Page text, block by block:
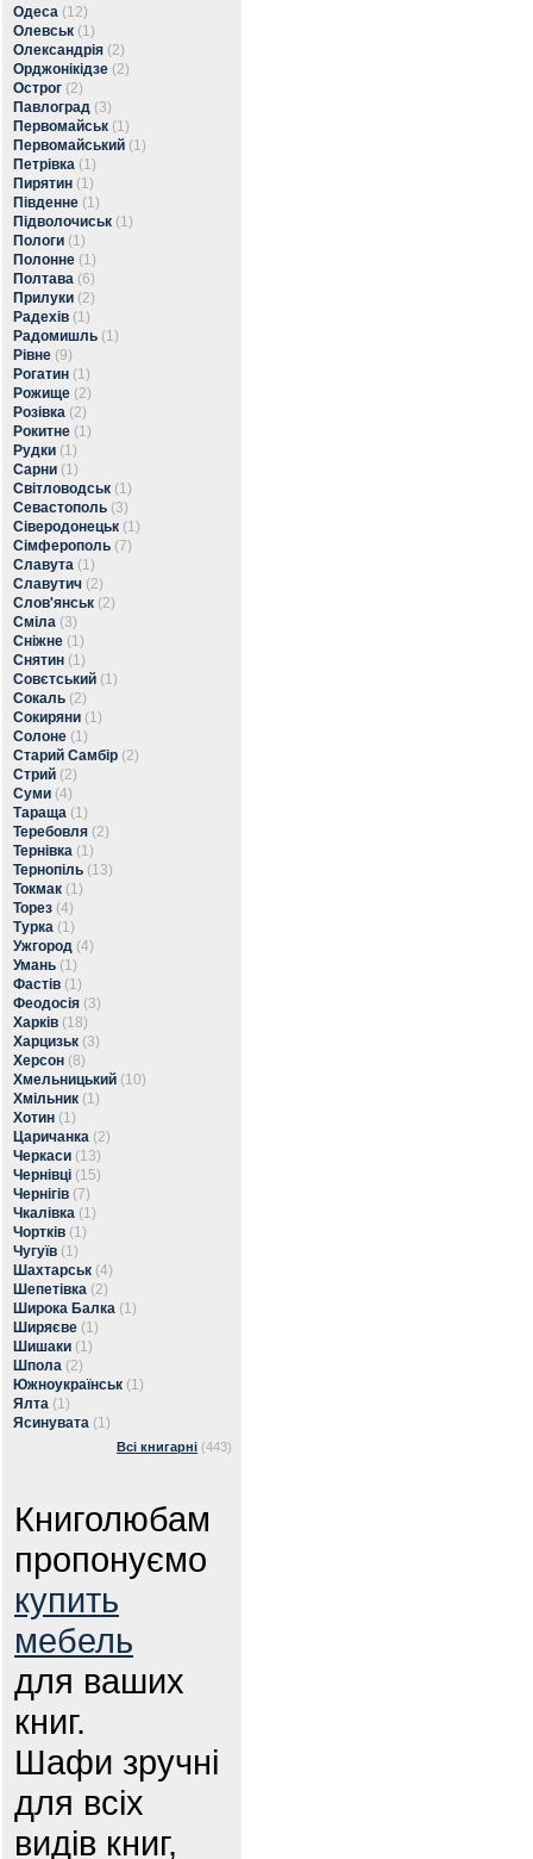
Одеса (12)
Олевськ (1)
Олександрія (2)
Орджонікідзе (2)
Острог (2)
Павлоград (3)
Первомайськ (1)
Первомайський (1)
Петрівка (1)
Пирятин (1)
Південне (1)
Підволочиськ (1)
Пологи (1)
Полонне (1)
Полтава (6)
Прилуки (2)
Радехів (1)
Радомишль (1)
Рівне (9)
Рогатин (1)
Рожище (2)
Розівка (2)
Рокитне (1)
Рудки (1)
Сарни (1)
Світловодськ (1)
Севастополь (3)
Сіверодонецьк (1)
Сімферополь (7)
Славута (1)
Славутич (2)
Слов'янськ (2)
Сміла (3)
Сніжне (1)
Снятин (1)
Совєтський (1)
Сокаль (2)
Сокиряни (1)
Солоне (1)
Старий Самбір (2)
Стрий (2)
Суми (4)
Тараща (1)
Теребовля (2)
Тернівка (1)
Тернопіль (13)
Токмак (1)
Торез (4)
Турка (1)
Ужгород (4)
Умань (1)
Фастів (1)
Феодосія (3)
Харків (18)
Харцизьк (3)
Херсон (8)
Хмельницький (10)
Хмільник (1)
Хотин (1)
Царичанка (2)
Черкаси (13)
Чернівці (15)
Чернігів (7)
Чкалівка (1)
Чортків (1)
Чугуїв (1)
Шахтарськ (4)
Шепетівка (2)
Широка Балка (1)
Ширяєве (1)
Шишаки (1)
Шпола (2)
Южноукраїнськ (1)
Ялта (1)
Ясинувата (1)
Всі книгарні (443)
Книголюбам
пропонуємо
купить
мебель
для ваших
книг.
Шафи зручні
для всіх
видів книг,